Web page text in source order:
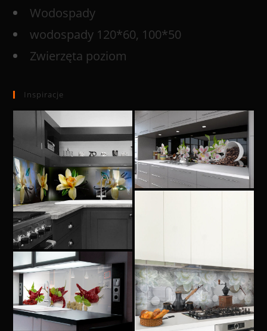
Wodospady
wodospady 120*60, 100*50
Zwierzęta poziom
Inspiracje